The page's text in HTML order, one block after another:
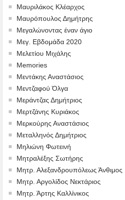
Μαυριλάκος Κλέαρχος
Μαυρόπουλος Δημήτρης
Μεγαλώνοντας έναν άγιο
Μεγ. Εβδομάδα 2020
Μελετίου Μιχάλης
Memories
Μεντάκης Αναστάσιος
Μεντζαφού Όλγα
Μεράντζας Δημήτριος
Μερτζάνης Κυριάκος
Μερκούρης Αναστάσιος
Μεταλληνός Δημήτριος
Mηλιώνη Φωτεινή
Μητραλέξης Σωτήρης
Μητρ. Αλεξανδρουπόλεως Άνθιμος
Μητρ. Αργολίδος Νεκτάριος
Μητρ. Άρτης Καλλίνικος